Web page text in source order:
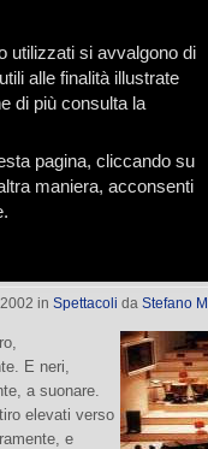
Le nostre firme
Jam Studio Orchestra
in Spettacoli da Stefano
E neri,
a suonare.
elevati verso
e
utilizzati si avvalgono di
alle finalità illustrate
di più consulta la
pagina, cliccando su
maniera, acconsenti